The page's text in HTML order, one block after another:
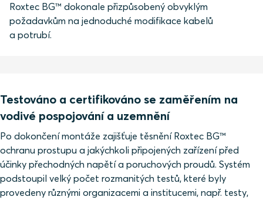
Roxtec BG™ dokonale přizpůsobený obvyklým
požadavkům na jednoduché modifikace kabelů
a potrubí.
Testováno a certifikováno se zaměřením na
vodivé pospojování a uzemnění
Po dokončení montáže zajišťuje těsnění Roxtec BG™
ochranu prostupu a jakýchkoli připojených zařízení před
účinky přechodných napětí a poruchových proudů. Systém
podstoupil velký počet rozmanitých testů, které byly
provedeny různými organizacemi a institucemi, např. testy,